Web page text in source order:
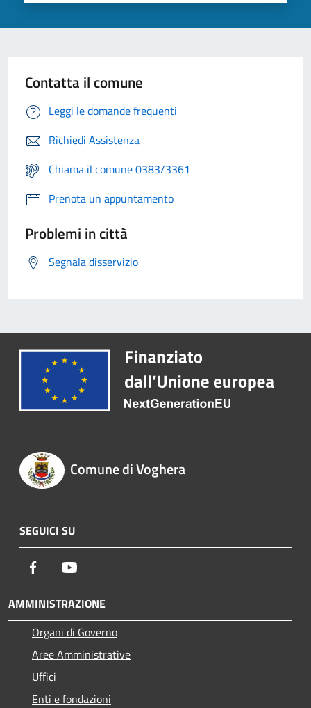
Contatta il comune
Leggi le domande frequenti
Richiedi Assistenza
Chiama il comune 0383/3361
Prenota un appuntamento
Problemi in città
Segnala disservizio
Comune di Voghera
SEGUICI SU
Facebook
AMMINISTRAZIONE
Organi di Governo
Aree Amministrative
Uffici
Enti e fondazioni